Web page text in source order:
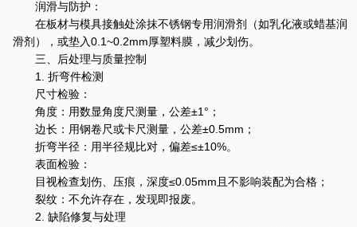
润滑与防护：
在板材与模具接触处涂抹不锈钢专用润滑剂（如乳化液或蜡基润
滑剂），或垫入0.1~0.2mm厚塑料膜，减少划伤。
三、后处理与质量控制
1. 折弯件检测
尺寸检验：
角度：用数显角度尺测量，公差±1°；
边长：用钢卷尺或卡尺测量，公差±0.5mm；
折弯半径：用半径规比对，偏差≤±10%。
表面检验：
目视检查划伤、压痕，深度≤0.05mm且不影响装配为合格；
裂纹：不允许存在，发现即报废。
2. 缺陷修复与处理